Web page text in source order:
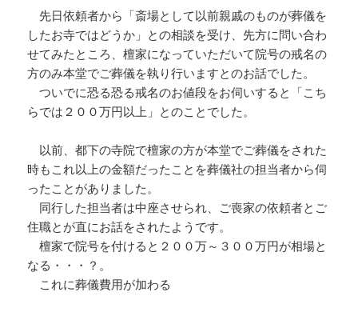
先日依頼者から「斎場として以前親戚のものが葬儀を
したお寺ではどうか」との相談を受け、先方に問い合わ
せてみたところ、檀家になっていただいて院号の戒名の
方のみ本堂でご葬儀を執り行いますとのお話でした。
ついでに恐る恐る戒名のお値段をお伺いすると「こち
らでは２００万円以上」とのことでした。
以前、都下の寺院で檀家の方が本堂でご葬儀をされた
時もこれ以上の金額だったことを葬儀社の担当者から伺
ったことがありました。
同行した担当者は中座させられ、ご喪家の依頼者とご
住職とが直にお話をされたようです。
檀家で院号を付けると２００万～３００万円が相場と
なる・・・？。
これに葬儀費用が加わる